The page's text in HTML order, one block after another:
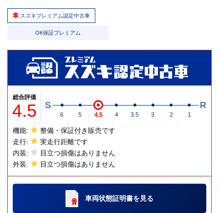
スズキプレミアム認定中古車
OK保証プレミアム
総合評価
4.5 S R
6 5 4.5 4 3.5 3 2 1
機能:
整備・保証付き販売です
走行:
実走行距離です
内装:
目立つ損傷はありません
外装:
目立つ損傷はありません
車両状態証明書を見る